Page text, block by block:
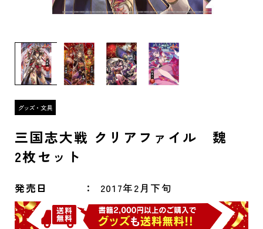
三国志大戦 クリアファイル 魏
2枚セット
発売日 2017年2月下旬